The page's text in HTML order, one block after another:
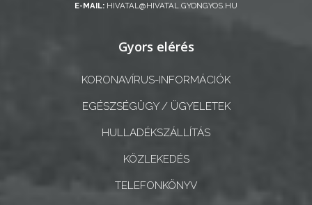
KISTÉRSÉG
E-MAIL: HIVATAL@HIVATAL.GYONGYOS.HU
Gyors elérés
KORONAVÍRUS-INFORMÁCIÓK
EGÉSZSÉGÜGY / ÜGYELETEK
HULLADÉKSZÁLLÍTÁS
KÖZLEKEDÉS
TELEFONKÖNYV